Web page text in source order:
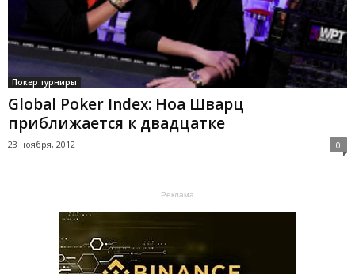
Покер турниры
Global Poker Index: Ноа Шварц
приближается к двадцатке
23 ноября, 2012 0
Реклама